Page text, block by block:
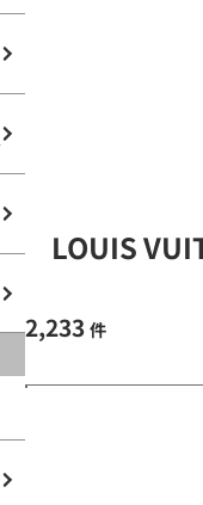
LOUIS
2,233 件